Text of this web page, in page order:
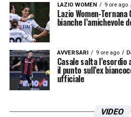
LAZIO WOMEN 9 ore ago
Lazio Women-
bianche l’amichevole
AVVERSARI 9 ore ago
Casale salta
il punto sull’ex
ufficiale
VIDEO